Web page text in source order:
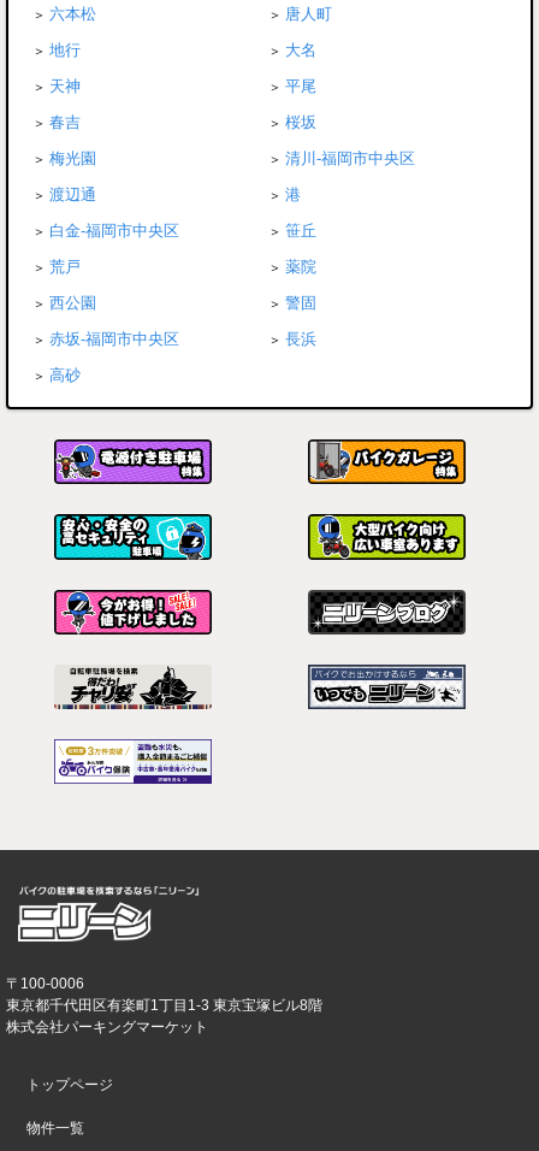
六本松
唐人町
地行
大名
天神
平尾
春吉
桜坂
梅光園
清川-福岡市中央区
渡辺通
港
白金-福岡市中央区
笹丘
荒戸
薬院
西公園
警固
赤坂-福岡市中央区
長浜
高砂
〒100-0006
東京都千代田区有楽町1丁目1-3 東京宝塚ビル8階
株式会社パーキングマーケット
トップページ
物件一覧